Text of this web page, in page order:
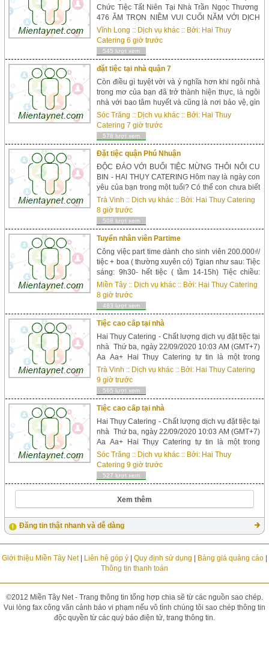
Chức Tiệc Tất Niên Tại Nhà Trần Ngọc Thương
476 ẴM TRỌN NIỀM VUI CUỐI NĂM VỚI DỊCH
VỤ TỔ CHỨC TIỆC TẤT NIÊN TẠI NHÀ Tổ chức
tiệc tất niên cuối năm đã được xem như một nét
đẹp truyền thống và là một ngày không thể thiếu
mỗi khi “năm hết tết đến”. Là “ngày của...
Vĩnh Long :: Dịch vụ khác :: Bởi: Hai Thuy
Catering 6 giờ trước
545 lượt xem
đặt tiệc tại nhà quận 7
Còn điều gì tuyệt vời và ý nghĩa hơn khi ngôi nhà
trong mơ của bạn đã trở thành hiện thực, là ngôi
nhà với bao tâm huyết và cũng là nơi bảo vệ, gìn
giữ mái ấm gia đình. Chính vì thế, để niềm vui
được nhân đôi thì không còn gì đáng quý hơn khi
có sự góp mặt của người thân, họ hàng và bạn bè
của mình quây quần trong...
Sóc Trăng :: Dịch vụ khác :: Bởi: Hai Thuy
Catering 7 giờ trước
578 lượt xem
Đặt tiệc quận Phú Nhuận
ĐỘC ĐÁO VỚI BUỔI TIỆC MỪNG THÔI NÔI CU
BIN - HAI THỤY CATERING Hôm nay là ngày con
yêu của bạn trong một tuổi? Có thể con chưa biết
hát nhưng con rất vui mừng khi nghe được những
lời chúc của các cô, các chú,… con cũng biết
được con hạnh phúc như thế nào khi ba mẹ tặng
cho con một món quà ý nghĩa, và con luôn thể
hiện...
Trà Vinh :: Dịch vụ khác :: Bởi: Hai Thuy Catering
8 giờ trước
508 lượt xem
Tuyển nhân viên Partime
Công việc part time dành cho sinh viên 200.000₫/
tiệc + boa ( thường xuyên có) Tgian như sau: Tiệc
sáng: 9h30- hết tiệc ( tầm 14-15h) Tiệc chiều:
15h30-hết tiệc ( tầm 21-22h) Công việc hết sức
đơn giản: � Yêu cầu công việc: Chưa cần có kinh
nghiệm, (Có kinh nghiệm phục vụ tiệc cưới, nhà
hàng càng tốt). � Nữ...
Miền Tây :: Dịch vụ khác :: Bởi: Hai Thuy Catering
8 giờ trước
483 lượt xem
Tiệc cao cấp tại nhà
Hai Thụy Catering - Chất lượng dịch vụ đặt tiệc tại
nhà Thứ ba, ngày 22/09/2020 10:03 AM (GMT+7)
Aa Aa+ Hai Thụy Catering tự tin là một trong
những điểm sáng nổi bật trong bức tranh tổng thể
của ngành tổ chức tiệc lưu động đang phát triển
mạnh mẽ tại Việt Nam ngày nay. Tầm nhìn từ
niềm đam mê ẩm thực song...
Trà Vinh :: Dịch vụ khác :: Bởi: Hai Thuy Catering
9 giờ trước
565 lượt xem
Tiệc cao cấp tại nhà
Hai Thụy Catering - Chất lượng dịch vụ đặt tiệc tại
nhà Thứ ba, ngày 22/09/2020 10:03 AM (GMT+7)
Aa Aa+ Hai Thụy Catering tự tin là một trong
những điểm sáng nổi bật trong bức tranh tổng thể
của ngành tổ chức tiệc lưu động đang phát triển
mạnh mẽ tại Việt Nam ngày nay. Tầm nhìn từ
niềm đam mê ẩm thực song...
Sóc Trăng :: Dịch vụ khác :: Bởi: Hai Thuy
Catering 9 giờ trước
527 lượt xem
Xem thêm
Đăng tin thật nhanh và dễ dàng
Giới thiệu Miền Tây Net| Liên hệ góp ý| Quy định sử dụng Bảng giá quảng cáo|
Thông tin thanh toán
©2012 Miền Tây Net - Trang thông tin tổng hợp chia sẽ từ các nguồn sao chép.
Vui lòng fax công văn cảnh báo vi phạm nếu vô tình chúng tôi sao chép thông tin
độc quyền từ các quý báo điện tử, trang thông tin.